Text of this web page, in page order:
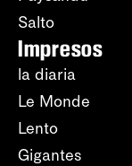
Salto
Impresos
la diaria
Le Monde
Lento
Gigantes